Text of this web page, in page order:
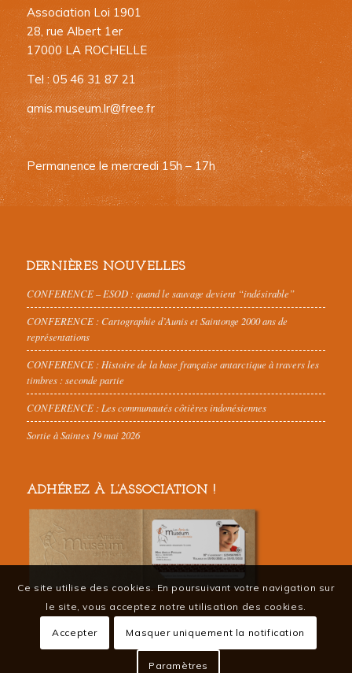
Association Loi 1901
28, rue Albert 1er
17000 LA ROCHELLE
Tel : 05 46 31 87 21
amis.museum.lr@free.fr
Permanence le mercredi 15h – 17h
DERNIÈRES NOUVELLES
CONFERENCE – ESOD : quand le sauvage devient “indésirable”
CONFERENCE : Cartographie d’Aunis et Saintonge 2000 ans de
représentations
CONFERENCE : Histoire de la base française antarctique à travers les
timbres : seconde partie
CONFERENCE : Les communautés côtières indonésiennes
Sortie à Saintes 19 mai 2026
ADHÉREZ À L’ASSOCIATION !
Ce site utilise des cookies. En poursuivant votre navigation sur
le site, vous acceptez notre utilisation des cookies.
Accepter Masquer uniquement la notification
Paramètres